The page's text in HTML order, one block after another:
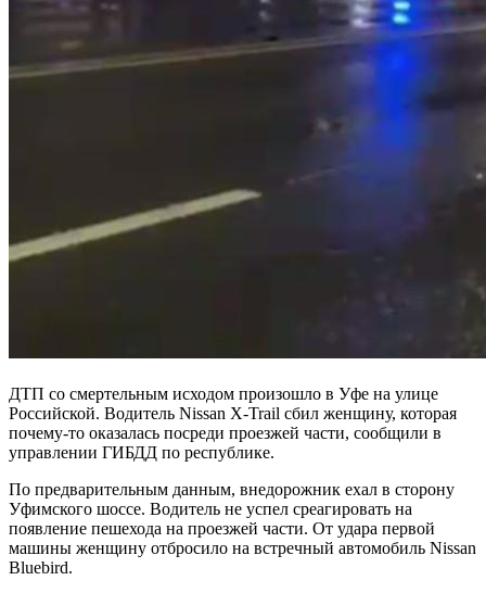
ДТП со смертельным исходом произошло в Уфе на улице
Российской. Водитель Nissan X-Trail сбил женщину, которая
почему-то оказалась посреди проезжей части, сообщили в
управлении ГИБДД по республике.
По предварительным данным, внедорожник ехал в сторону
Уфимского шоссе. Водитель не успел среагировать на
появление пешехода на проезжей части. От удара первой
машины женщину отбросило на встречный автомобиль Nissan
Bluebird.